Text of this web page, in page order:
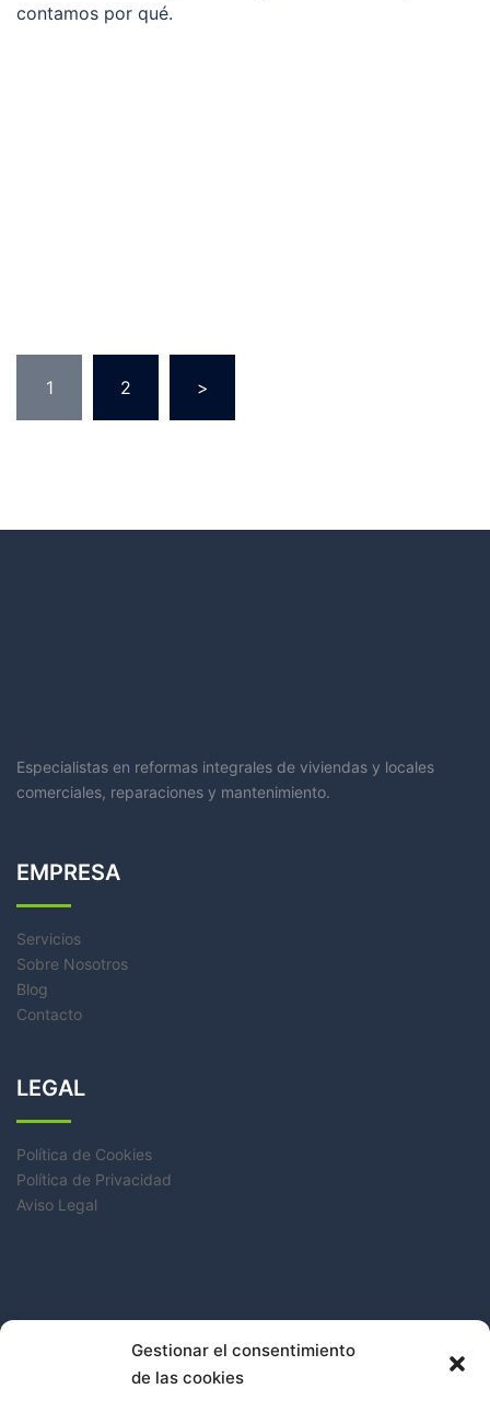
Gestionar el consentimiento
de las cookies
contamos por qué.
Paginación
1 2 >
Especialistas en reformas integrales de viviendas y locales
comerciales, reparaciones y mantenimiento.
EMPRESA
Servicios
Sobre Nosotros
Blog
Contacto
LEGAL
Política de Cookies
Política de Privacidad
Aviso Legal